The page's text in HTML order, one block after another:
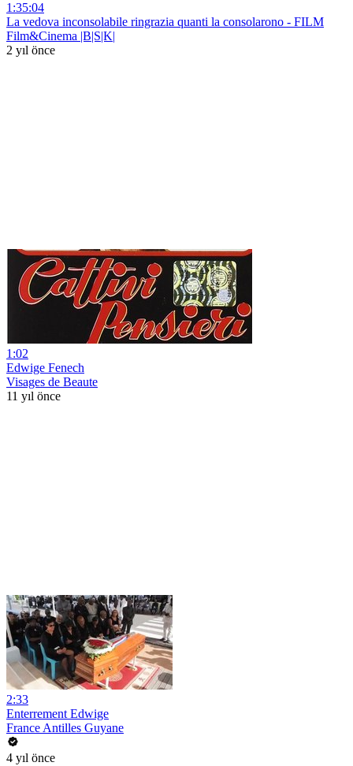
1:35:04
La vedova inconsolabile ringrazia quanti la consolarono - FILM
Film&Cinema |B|S|K|
2 yıl önce
1:02
Edwige Fenech
Visages de Beaute
11 yıl önce
2:33
Enterrement Edwige
France Antilles Guyane
4 yıl önce